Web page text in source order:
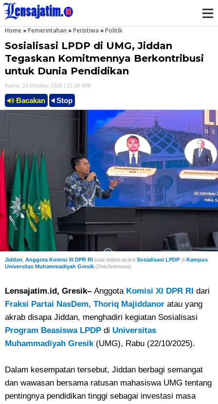
e
Home »Pemerintahan »Peristiwa »Politik
Sosialisasi LPDP di UMG, Jiddan
Tegaskan Komitmennya Berkontribusi
untuk Dunia Pendidikan
Kamis, 23 Oktober 2025 | 22.19 WIB
Bacakan Stop
Jiddan Anggota Komisi XI DPR RI saat dalam acara Sosialisasi LPDP di Kampus
Universitas Muhammadiyah Gresik .(Dok/Istimewa).
Lensajatim.id, Gresik– Anggota Komisi XI DPR RI dari
Fraksi Partai NasDem, Thoriq Majiddanor atau yang
akrab disapa Jiddan, menghadiri kegiatan Sosialisasi
Program Beasiswa LPDP di Universitas
Muhammadiyah Gresik(UMG), Rabu (22/10/2025).
Dalam kesempatan tersebut, Jiddan berbagi semangat
dan wawasan bersama ratusan mahasiswa UMG tentang
pentingnya pendidikan tinggi sebagai investasi masa